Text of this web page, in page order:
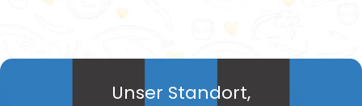
Unser Standort,